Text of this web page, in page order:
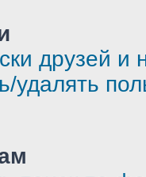
друзей и
удалять